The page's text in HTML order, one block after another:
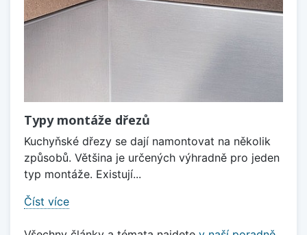
Typy montáže dřezů
Kuchyňské dřezy se dají namontovat na několik
způsobů. Většina je určených výhradně pro jeden
typ montáže. Existují...
Číst více